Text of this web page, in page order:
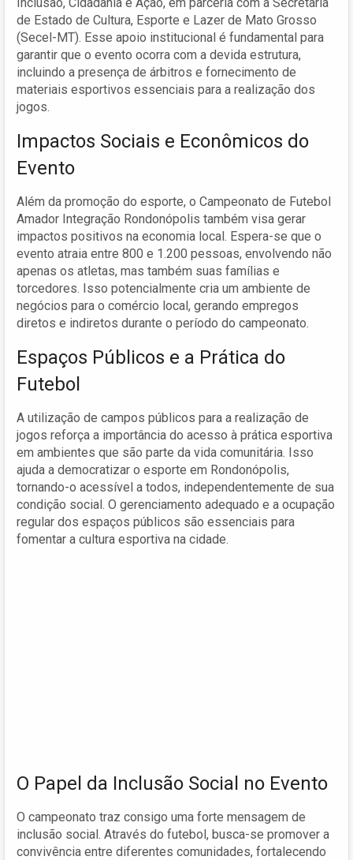
de Estado de Cultura, Esporte e Lazer de Mato Grosso
(Secel-MT). Esse apoio institucional é fundamental para
garantir que o evento ocorra com a devida estrutura,
incluindo a presença de árbitros e fornecimento de
materiais esportivos essenciais para a realização dos
jogos.
Impactos Sociais e Econômicos do
Evento
Além da promoção do esporte, o Campeonato de Futebol
Amador Integração Rondonópolis também visa gerar
impactos positivos na economia local. Espera-se que o
evento atraia entre 800 e 1.200 pessoas, envolvendo não
apenas os atletas, mas também suas famílias e
torcedores. Isso potencialmente cria um ambiente de
negócios para o comércio local, gerando empregos
diretos e indiretos durante o período do campeonato.
Espaços Públicos e a Prática do
Futebol
A utilização de campos públicos para a realização de
jogos reforça a importância do acesso à prática esportiva
em ambientes que são parte da vida comunitária. Isso
ajuda a democratizar o esporte em Rondonópolis,
tornando-o acessível a todos, independentemente de sua
condição social. O gerenciamento adequado e a ocupação
regular dos espaços públicos são essenciais para
fomentar a cultura esportiva na cidade.
O Papel da Inclusão Social no Evento
O campeonato traz consigo uma forte mensagem de
inclusão social. Através do futebol, busca-se promover a
convivência entre diferentes comunidades, fortalecendo